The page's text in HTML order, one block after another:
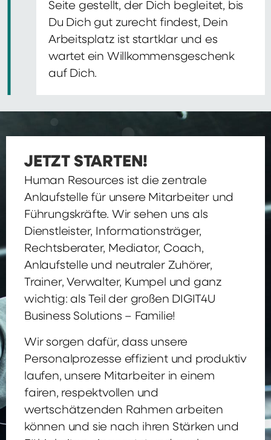
Seite gestellt, der Dich begleitet, bis
Du Dich gut zurecht findest, Dein
Arbeitsplatz ist startklar und es
wartet ein Willkommensgeschenk
auf Dich.
JETZT STARTEN!
Human Resources ist die zentrale
Anlaufstelle für unsere Mitarbeiter und
Führungskräfte. Wir sehen uns als
Dienstleister, Informationsträger,
Rechtsberater, Mediator, Coach,
Anlaufstelle und neutraler Zuhörer,
Trainer, Verwalter, Kumpel und ganz
wichtig: als Teil der großen DIGIT4U
Business Solutions – Familie!
Wir sorgen dafür, dass unsere
Personalprozesse effizient und produktiv
laufen, unsere Mitarbeiter in einem
fairen, respektvollen und
wertschätzenden Rahmen arbeiten
können und sie nach ihren Stärken und